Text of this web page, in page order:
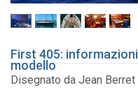
First 405:
modello
Disegnato da Jean